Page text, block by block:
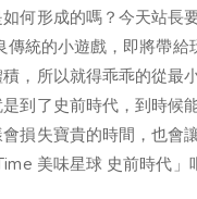
何形成的嗎？今天站長
統的小遊戲，即將帶給
，所以就得乖乖的從最
到了史前時代，到時候
損失寶貴的時間，也會
美味星球 史前時代」